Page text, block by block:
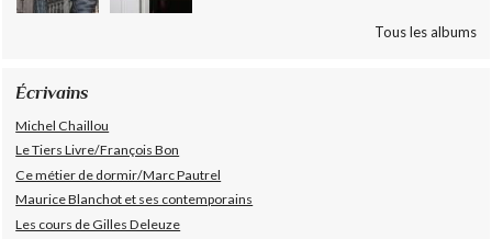
Tous les albums
Écrivains
Michel Chaillou
Le Tiers Livre/François Bon
Ce métier de dormir/Marc Pautrel
Maurice Blanchot et ses contemporains
Les cours de Gilles Deleuze